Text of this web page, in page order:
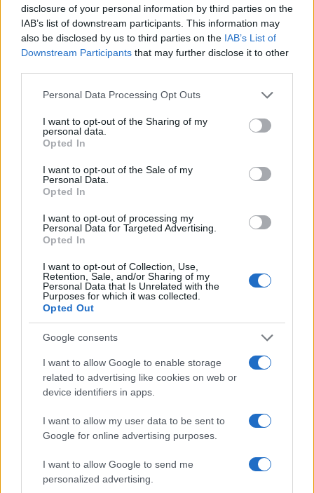
disclosure of your personal information by third parties on the
IAB’s list of downstream participants. This information may
also be disclosed by us to third parties on the IAB’s List of
Downstream Participants that may further disclose it to other
Please note that this website/app uses one or more Google
not limited to your visit or usage behaviour. You may click to
grant or deny consent to Google and its third-party tags to
use your data for below specified purposes in below Google
consent section.
Personal Data Processing Opt Outs
I want to opt-out of the Sharing of my
personal data.
Opted In
I want to opt-out of the Sale of my
Personal Data.
Opted In
I want to opt-out of processing my
Personal Data for Targeted Advertising.
Opted In
I want to opt-out of Collection, Use,
Retention, Sale, and/or Sharing of my
Personal Data that Is Unrelated with the
Purposes for which it was collected.
Opted Out
Google consents
I want to allow Google to enable storage
related to advertising like cookies on web or
device identifiers in apps.
I want to allow my user data to be sent to
Google for online advertising purposes.
I want to allow Google to send me
personalized advertising.
Πιο δημοφιλή
τροχαίο με νεκρούς μητέρα και γιο – Ο
οδηγός του φορτηγού κατέγραψε τη
σύγκρουση
Λένα Σαμαρά: Συγκίνηση στο μνημόσυνο
για τον έναν χρόνο από τον θάνατο της
κόρης του Αντώνη Σαμαρά
Σοκαριστική υπόθεση στην Κρήτη:
Τουρίστας ρωτούσε πόσο να πληρώσει για
να ασελγήσει σε 10χρονο κορίτσι - Το παιδί
καθόταν αμέριμνο σε αυλή επιχείρησης
Γερμανία: Συνελήφθη 31χρονος για τρεις
ανθρωποκτονίες μελών της greek mafia
Έφυγε από τη ζωή η Χριστίνα Πιτουρά,
πρώην σύζυγος του Βασίλη Χιώτη
Πιο σχολιασμένα
Canadair 515: Οι πρώτες εικόνες από την
επιχειρεί και τη νύχτα στα μέτωπα της
φωτιάς
Marfin: Η 46χρονη πήρε προθεσμία για
να απολογηθεί την Τρίτη – «Είναι αθώα,
συμμετείχε στη διαδήλωση όπως και